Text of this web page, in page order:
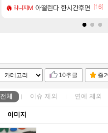
리니지M 아떨린다 한시간후면 [16]
GTA6 8월 28일 넷플릭스에서 예고
10추글 즐
전체 이슈 제외 연예 제외
이미지